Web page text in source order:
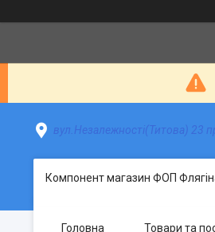
вул.Незалежності(Титова) 23
Компонент магазин ФОП
Головна Товари та